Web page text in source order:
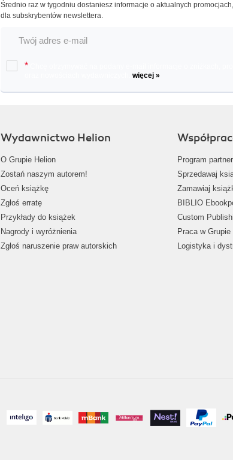
Średnio raz w tygodniu dostaniesz informacje o aktualnych
dla subskrybentów newslettera.
*
więcej »
Wydawnictwo Helion
O Grupie Helion
Zostań naszym autorem!
Oceń książkę
Zgłoś erratę
Przykłady do książek
Nagrody i wyróżnienia
Zgłoś naruszenie praw autorskich
Program
Sprzedawaj
Zamawiaj
BIBLIO
Custom
Praca w Grupie
Logistyka i